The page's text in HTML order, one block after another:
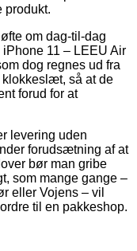
produkt.
om dag-til-dag
11 – LEEU Air
dog regnes ud fra
så at de
forud for at
levering uden
forudsætning af at
bør man gribe
som mange gange –
eller Vojens – vil
til en pakkeshop.